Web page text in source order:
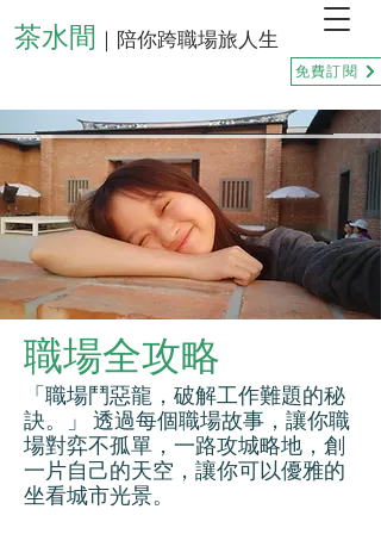
茶水間 ｜陪你跨職場旅人生
免費訂閱
職場全攻略
「職場鬥惡龍，破解工作難題的秘
訣。」 透過每個職場故事，讓你職
場對弈不孤單，一路攻城略地，創
一片自己的天空，讓你可以優雅的
坐看城市光景。